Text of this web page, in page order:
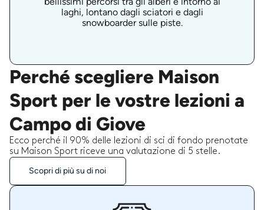
laghi, lontano dagli sciatori e dagli
snowboarder sulle piste.
Perché scegliere Maison
Sport per le vostre lezioni a
Campo di Giove
Ecco perché il 90% delle lezioni di sci di fondo prenotate
su Maison Sport riceve una valutazione di 5 stelle.
Scopri di più su di noi